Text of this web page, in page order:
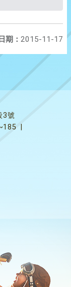
期： 2015-11-17
3號